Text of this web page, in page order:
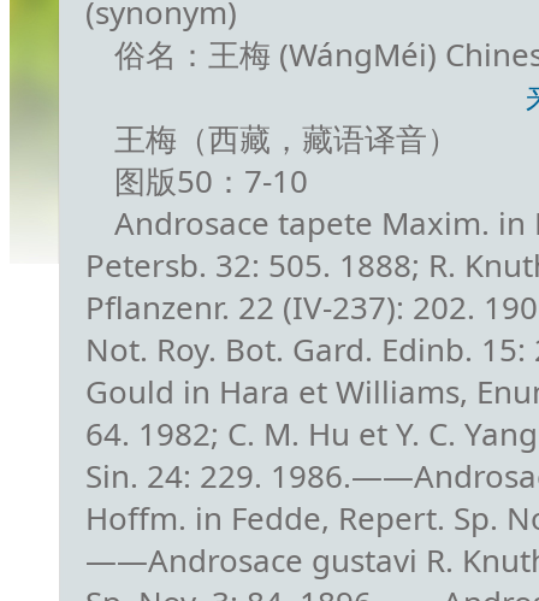
(synonym)
俗名：王梅 (WángMéi)
王梅（西藏，藏语译音）
图版50：7-10
Androsace tapete Maxim. in
Petersb. 32: 505. 1888; R.
Pflanzenr. 22 (IV-237): 202.
Not. Roy. Bot. Gard. Edinb. 15:
Gould in Hara et Williams,
64. 1982; C. M. Hu et Y. C.
Sin. 24: 229.
Hoffm. in Fedde, Repert. Sp.
——Androsace gustavi R.